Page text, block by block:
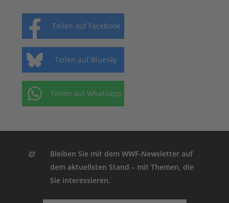
Teilen auf Facebook
Teilen auf Bluesky
Teilen auf Whatsapp
Bleiben Sie mit dem WWF-Newsletter auf
dem aktuellsten Stand – mit Themen, die
Sie interessieren.